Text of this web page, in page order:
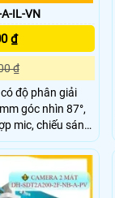
IL-VN
₫
₫
độ phân giải
góc nhìn 87°,
mic, chiếu sáng
ngoại 30m,
nguồn qua